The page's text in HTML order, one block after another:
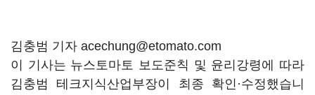
김충범 기자 acechung@etomato.com
이 기사는 뉴스토마토 보도준칙 및 윤리강령에 따라
김충범 테크지식산업부장이 최종 확인·수정했습니